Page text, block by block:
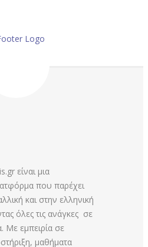
είναι μια
που παρέχει
και στην ελληνική
όλες τις ανάγκες σε
Με εμπειρία σε
μαθήματα